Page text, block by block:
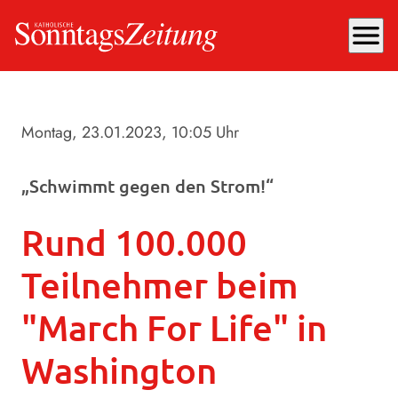
menu
Montag, 23.01.2023, 10:05 Uhr
„Schwimmt gegen den Strom!“
Rund 100.000
Teilnehmer beim
"March For Life" in
Washington